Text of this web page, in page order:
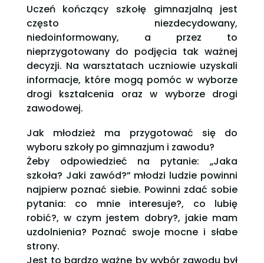
Uczeń kończący szkołę gimnazjalną jest
często niezdecydowany,
niedoinformowany, a przez to
nieprzygotowany do podjęcia tak ważnej
decyzji. Na warsztatach uczniowie uzyskali
informacje, które mogą pomóc w wyborze
drogi kształcenia oraz w wyborze drogi
zawodowej.
Jak młodzież ma przygotować się do
wyboru szkoły po gimnazjum i zawodu?
Żeby odpowiedzieć na pytanie: „Jaka
szkoła? Jaki zawód?” młodzi ludzie powinni
najpierw poznać siebie. Powinni zdać sobie
pytania: co mnie interesuje?, co lubię
robić?, w czym jestem dobry?, jakie mam
uzdolnienia? Poznać swoje mocne i słabe
strony.